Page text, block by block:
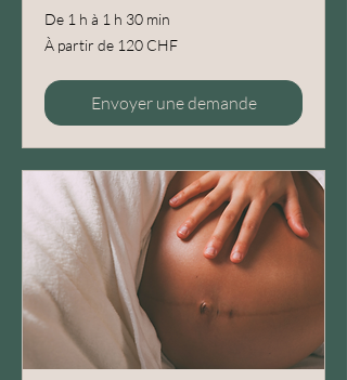
De 1 h à 1 h 30 min
À
partir
francs
suisses
À partir de 120 CHF
Envoyer une demande